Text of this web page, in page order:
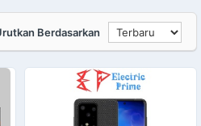
Berdasarkan